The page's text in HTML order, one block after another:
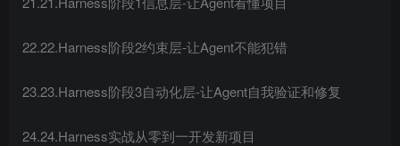
22.22.Harness阶段2约束层-让Agent不能犯错
23.23.Harness阶段3自动化层-让Agent自我验证和修复
24.24.Harness实战从零到一开发新项目